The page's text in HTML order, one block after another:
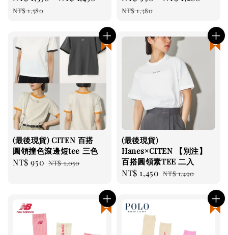
price
NT$ 1,580
price
NT$ 1,380
(最後現貨) CITEN 百搭
圓領撞色滾邊短tee 三色
Sale
NT$ 950 Regular
NT$ 1,050
(最後現貨)
Hanes×CITEN 【別注】
百搭圓領素TEE 二入
Sale
NT$ 1,450 Regular
NT$ 1,490